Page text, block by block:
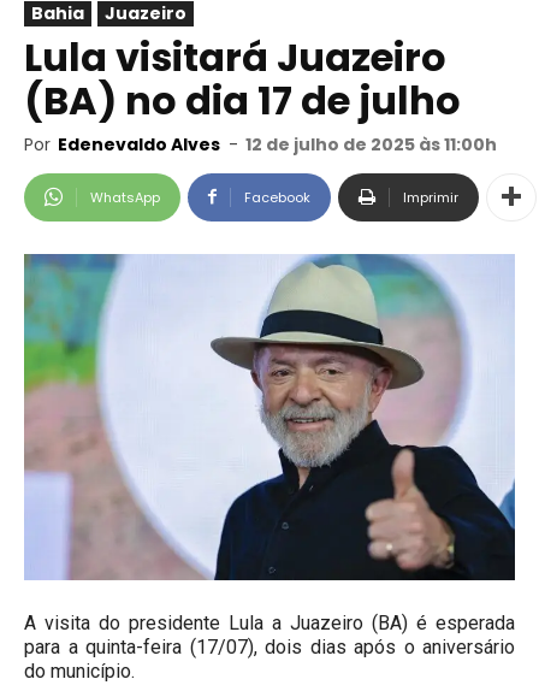
Bahia Juazeiro
Lula visitará Juazeiro
(BA) no dia 17 de julho
Por Edenevaldo Alves - 12 de julho de 2025 às 11:00h
WhatsApp Facebook Imprimir
A visita do presidente Lula a Juazeiro (BA) é esperada
para a quinta-feira (17/07), dois dias após o aniversário
do município.